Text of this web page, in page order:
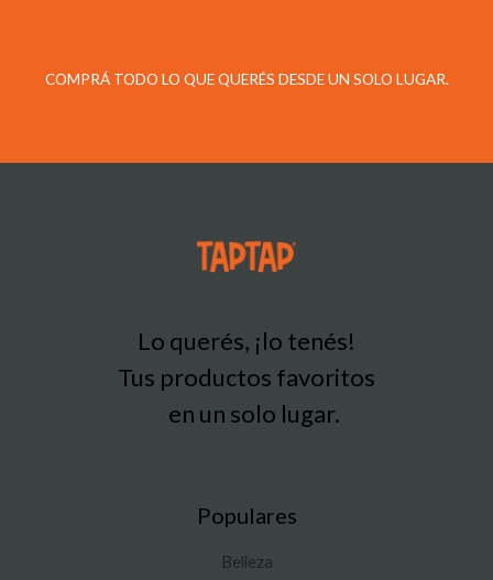
COMPRÁ TODO LO QUE QUERÉS DESDE UN SOLO LUGAR.
Lo querés, ¡lo tenés!
Tus productos favoritos
en un solo lugar.
Populares
Belleza